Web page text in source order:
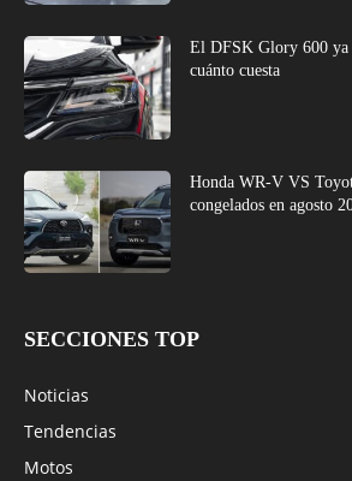
El DFSK Glory 600 ya
cuánto cuesta
Honda WR-V VS
congelados en agosto
SECCIONES TOP
Noticias
Tendencias
Motos